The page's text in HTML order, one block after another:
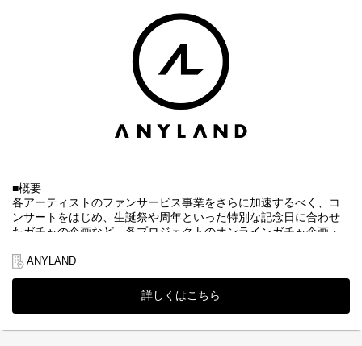
・KPI分析に基づくデータドリブンなグロース戦略の実行
・開発、デザインチームやパートナー企業を巻き込んだ事業開
・経営陣と直接壁打ちしながら、スピーディーに事業をドライブ
し、経営視点を磨ける環境です。
・当社が保有するIPやプラットフォームを最大限に活用し、初期
段階から大きなトラフィックを相手に、新しいマネタイズの柱を
自らの手で創り上げる0→1や1→10の醍醐味を味わえます。
①書類選考 ※履歴書（顔写真付）、職務経歴書、現年収・希望
年収必須
↓
②一次面接 ※WEB形式可
③二次面接 ※原則、対面形式
↓
④内定・オファー面談
※選考状況によっては面接が増える可能性もあります。
■概要
各アーティストのファンサービス事業をさらに加速するべく、コ
ンサートをはじめ、生誕祭や周年といった特別な記念日に合わせ
たガチャの企画など、各プロジェクトのオンラインガチャ企画・
▼当社について
https://anyland.jp/ ）はファンクラブサービス
や、公式アプリサービスなどのファンサービス事業を運営してお
り、「すべてのワクワクの裏側に」というミッションの下、アー
ティスト・タレントとファンとの間に絆を深めることを目指して
ANYLAND
詳しくはこちら